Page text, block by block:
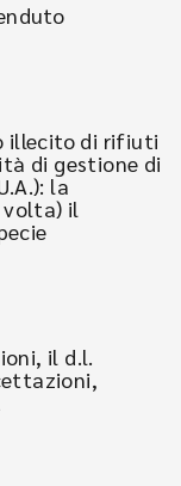
illecito di rifiuti
di gestione di
la
volta) il
il d.l.